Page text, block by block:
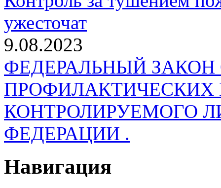
ужесточат
9.08.2023
ФЕДЕРАЛЬНЫЙ
КОНТРОЛИРУЕМОГО
ФЕДЕРАЦИИ .
Навигация